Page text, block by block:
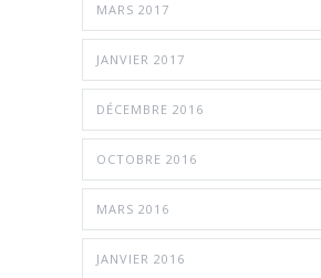
MARS 2017
JANVIER 2017
DÉCEMBRE 2016
OCTOBRE 2016
MARS 2016
JANVIER 2016